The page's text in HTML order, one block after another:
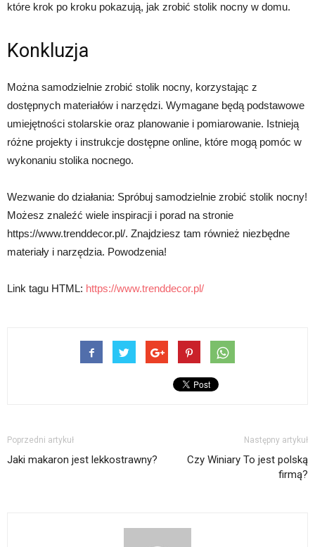
które krok po kroku pokazują, jak zrobić stolik nocny w domu.
Konkluzja
Można samodzielnie zrobić stolik nocny, korzystając z
dostępnych materiałów i narzędzi. Wymagane będą podstawowe
umiejętności stolarskie oraz planowanie i pomiarowanie. Istnieją
różne projekty i instrukcje dostępne online, które mogą pomóc w
wykonaniu stolika nocnego.
Wezwanie do działania: Spróbuj samodzielnie zrobić stolik nocny!
Możesz znaleźć wiele inspiracji i porad na stronie
https://www.trenddecor.pl/. Znajdziesz tam również niezbędne
materiały i narzędzia. Powodzenia!
Link tagu HTML: https://www.trenddecor.pl/
Poprzedni artykuł
Jaki makaron jest lekkostrawny?
Następny artykuł
Czy Winiary To jest polską
firmą?